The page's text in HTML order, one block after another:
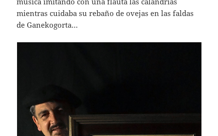
mientras cuidaba su rebaño de ovejas en las faldas
de Ganekogorta…